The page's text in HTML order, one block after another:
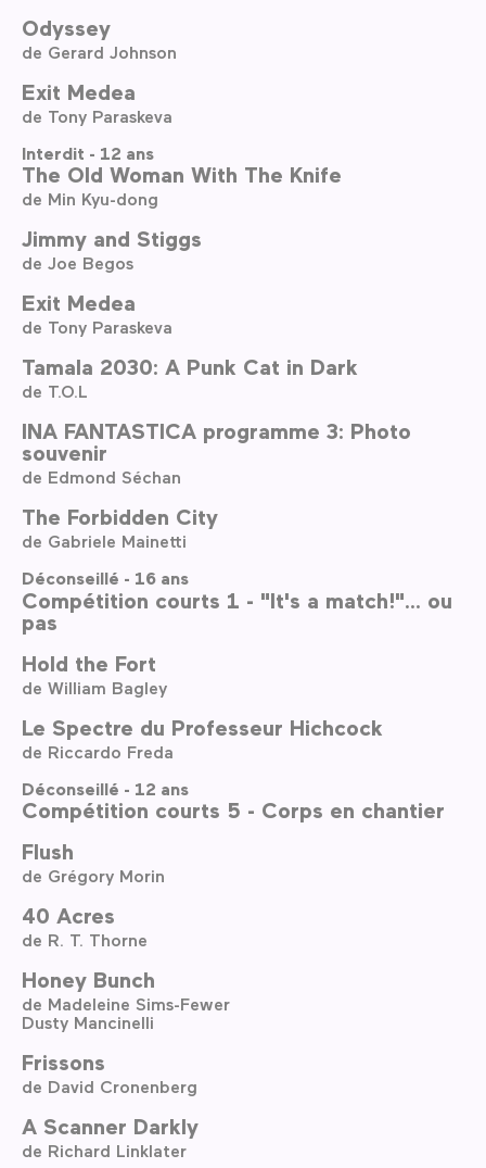
Odyssey
de Gerard Johnson
Exit Medea
de Tony Paraskeva
Interdit - 12 ans
The Old Woman With The Knife
de Min Kyu-dong
Jimmy and Stiggs
de Joe Begos
Exit Medea
de Tony Paraskeva
Tamala 2030: A Punk Cat in Dark
de T.O.L
INA FANTASTICA programme 3: Photo
souvenir
de Edmond Séchan
The Forbidden City
de Gabriele Mainetti
Déconseillé - 16 ans
Compétition courts 1 - "It's a match!"... ou
pas
Hold the Fort
de William Bagley
Le Spectre du Professeur Hichcock
de Riccardo Freda
Déconseillé - 12 ans
Compétition courts 5 - Corps en chantier
Flush
de Grégory Morin
40 Acres
de R. T. Thorne
Honey Bunch
de Madeleine Sims-Fewer
Dusty Mancinelli
Frissons
de David Cronenberg
A Scanner Darkly
de Richard Linklater